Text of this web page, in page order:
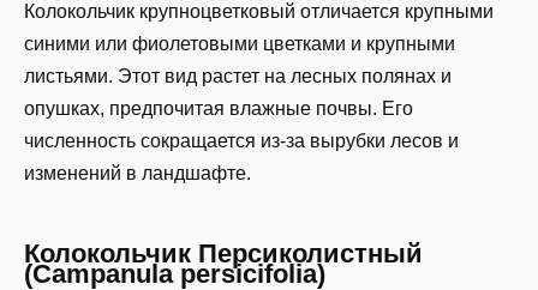
Колокольчик крупноцветковый отличается крупными
синими или фиолетовыми цветками и крупными
листьями. Этот вид растет на лесных полянах и
опушках, предпочитая влажные почвы. Его
численность сокращается из-за вырубки лесов и
изменений в ландшафте.
Колокольчик Персиколистный
(Campanula persicifolia)